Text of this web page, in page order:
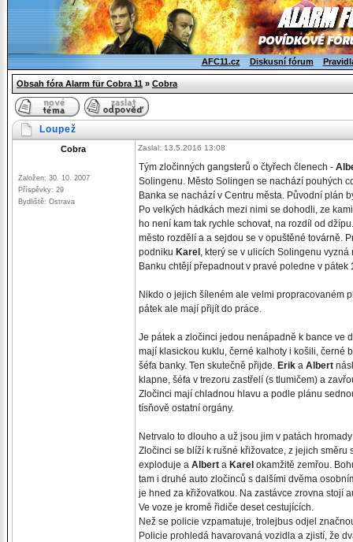
AFC11.cz Diskusní fórum
Obsah fóra Alarm für Cobra 11 » Cobra
Loupež
Cobra
Založen: 30. 10. 2007
Příspěvky: 29
Bydliště: Ostrava
Zaslal: 13.5.2016 13:08
Tým zločinných gangsterů o čtyřech členech -
Solingenu. Město Solingen se nachází pouhých
Banka se nachází v Centru města. Původní plán
Po velkých hádkách mezi nimi se dohodli, ze
ho není kam tak rychle schovat, na rozdíl od
město rozdělí a a sejdou se v opuštěné továrně.
podniku Karel , který se v ulicích Solingenu
Banku chtějí přepadnout v pravé poledne v pátek
Nikdo o jejich šíleném ale velmi propracovaném
pátek ale mají přijít do práce.
Je pátek a zločinci jedou nenápadně k bance ve
mají klasickou kuklu, černé kalhoty i košili, černé
šéfa banky. Ten skutečně přijde. Erik a Albert
klapne, šéfa v trezoru zastřelí (s tlumičem) a
Zločinci mají chladnou hlavu a podle plánu
tísňově ostatní orgány.
Netrvalo to dlouho a už jsou jim v patách
Zločinci se blíží k rušné křižovatce, z jejich
exploduje a Albert a Karel okamžitě zemřou.
tam i druhé auto zločinců s dalšími dvěma
je hned za křižovatkou. Na zastávce zrovna stojí
Ve voze je kromě řidiče deset cestujících.
Než se policie vzpamatuje, trolejbus odjel
Policie prohledá havarovaná vozidla a zjistí, že